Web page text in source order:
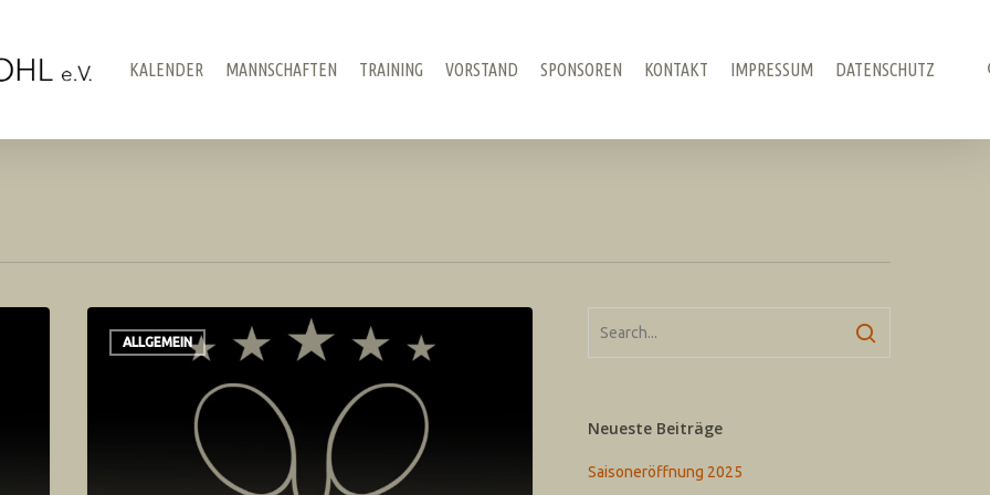
KALENDER MANNSCHAFTEN TRAINING VORSTAND SPONSOREN KONTAKT IMPRESSUM DATENSCHUTZ
ALLGEMEIN
Neueste Beiträge
Saisoneröffnung 2025